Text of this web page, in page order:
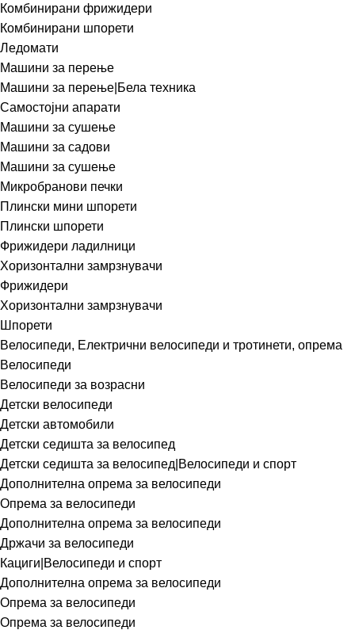
Комбинирани фрижидери
Комбинирани шпорети
Ледомати
Машини за перење
Машини за перење|Бела техника
Самостојни апарати
Машини за сушење
Машини за садови
Машини за сушење
Микробранови печки
Плински мини шпорети
Плински шпорети
Фрижидери ладилници
Хоризонтални замрзнувачи
Фрижидери
Хоризонтални замрзнувачи
Шпорети
Велосипеди, Електрични велосипеди и тротинети, опрема
Велосипеди
Велосипеди за возрасни
Детски велосипеди
Детски автомобили
Детски седишта за велосипед
Детски седишта за велосипед|Велосипеди и спорт
Дополнителна опрема за велосипеди
Опрема за велосипеди
Дополнителна опрема за велосипеди
Држачи за велосипеди
Кациги|Велосипеди и спорт
Дополнителна опрема за велосипеди
Опрема за велосипеди
Опрема за велосипеди